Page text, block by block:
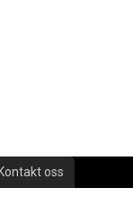
Kontakt oss